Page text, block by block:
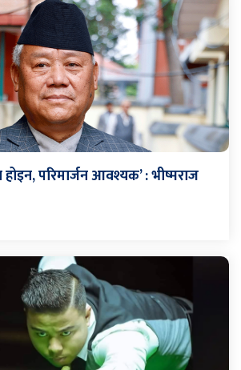
परिमार्जन आवश्यक’ : भीष्मराज